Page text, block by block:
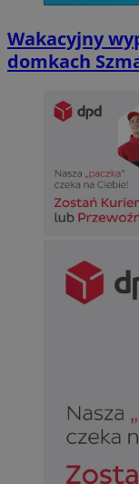
Wakacyjny
domkach